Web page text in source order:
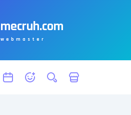
mecruh.com
webmaster